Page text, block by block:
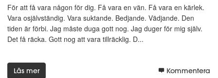
För att få vara någon för dig. Få vara en vän. Få vara en kärlek.
Vara osjälvständig. Vara suktande. Bedjande. Vädjande. Den
tiden är förbi. Jag måste duga gott nog. Jag duger för mig själv.
Det få räcka. Gott nog att vara tillräcklig. D...
Läs mer Kommentera